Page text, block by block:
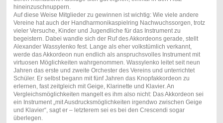
hineinzuschnuppern.
Auf diese Weise Mitglieder zu gewinnen ist wichtig: Wie viele andere
Vereine hat auch der Handharmonikaspielring Nachwuchssorgen, trotz
vieler Versuche, Kinder und Jugendliche für das Instrument zu
begeistern. Dabei wandle sich der Ruf des Akkordeons gerade, stellt
Alexander Wassylenko fest. Lange als eher volkstümlich verkannt,
werde das Akkordeon nun endlich als anspruchsvolles Instrument mit
virtuosen Möglichkeiten wahrgenommen. Wassylenko leitet seit neun
Jahren das erste und zweite Orchester des Vereins und unterrichtet
Schüler. Er selbst begann mit fünf Jahren das Knopfakkordeon zu
erlernen, fast zeitgleich mit Geige, Klarinette und Klavier. An
Vergleichsmöglichkeiten mangelt es ihm also nicht: Das Akkordeon sei
ein Instrument „mit Ausdrucksmöglichkeiten irgendwo zwischen Geige
und Klavier“, sagt er – letzterem sei es bei den Crescendi sogar
überlegen.